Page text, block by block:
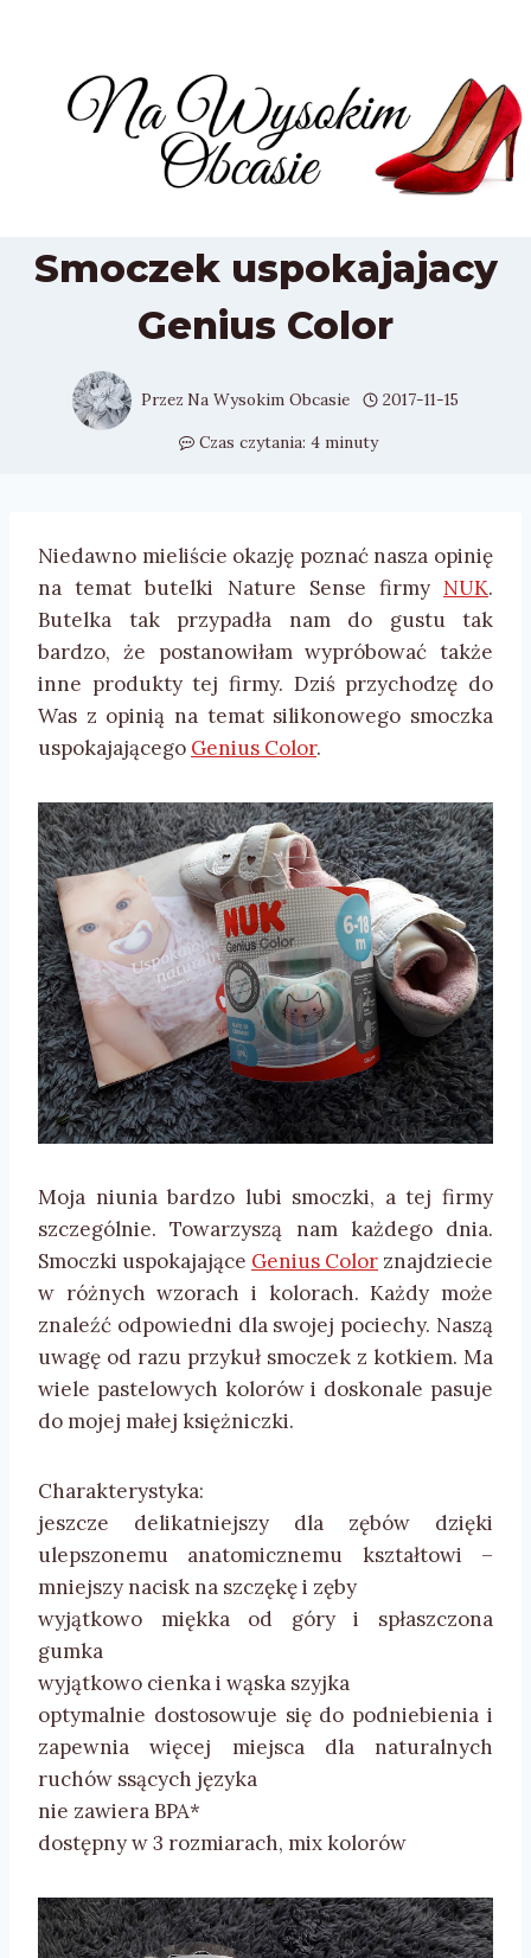
Smoczek uspokajajacy
Genius Color
Przez Na Wysokim Obcasie
2017-11-15
Czas czytania: 4 minuty
Niedawno mieliście okazję poznać nasza opinię
na temat butelki Nature Sense firmy NUK.
Butelka tak przypadła nam do gustu tak
bardzo, że postanowiłam wypróbować także
inne produkty tej firmy. Dziś przychodzę do
Was z opinią na temat silikonowego smoczka
uspokajającego Genius Color.
Moja niunia bardzo lubi smoczki, a tej firmy
szczególnie. Towarzyszą nam każdego dnia.
Smoczki uspokajające Genius Color znajdziecie
w różnych wzorach i kolorach. Każdy może
znaleźć odpowiedni dla swojej pociechy. Naszą
uwagę od razu przykuł smoczek z kotkiem. Ma
wiele pastelowych kolorów i doskonale pasuje
do mojej małej księżniczki.
Charakterystyka:
jeszcze delikatniejszy dla zębów dzięki
ulepszonemu anatomicznemu kształtowi –
mniejszy nacisk na szczękę i zęby
wyjątkowo miękka od góry i spłaszczona
gumka
wyjątkowo cienka i wąska szyjka
optymalnie dostosowuje się do podniebienia i
zapewnia więcej miejsca dla naturalnych
ruchów ssących języka
nie zawiera BPA*
dostępny w 3 rozmiarach, mix kolorów